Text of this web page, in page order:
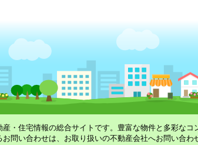
産・住宅情報の総合サイトです。豊富な物件と多彩な
問い合わせは、お取り扱いの不動産会社へお問い合わ